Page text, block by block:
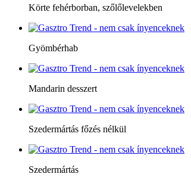
Körte fehérborban, szőlőlevelekben
Gyömbérhab
Mandarin desszert
Szedermártás főzés nélkül
Szedermártás